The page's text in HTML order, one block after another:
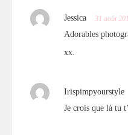
Jessica 31 août
Adorables
xx.
Irispimpyourstyle
Je crois que là tu